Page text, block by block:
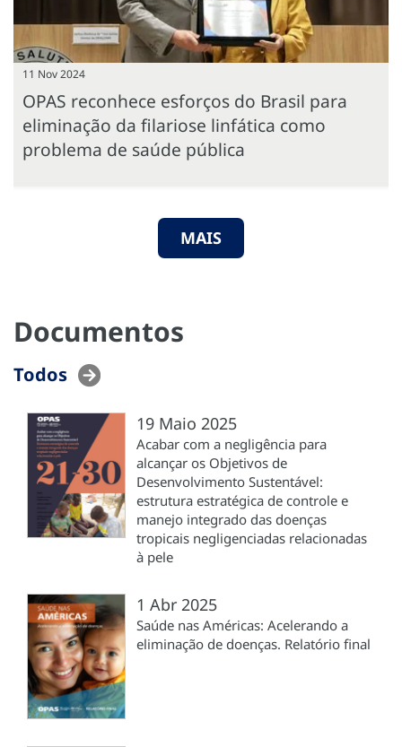
11 Nov 2024
OPAS reconhece esforços do Brasil para
eliminação da filariose linfática como
problema de saúde pública
MAIS
Documentos
Todos
19 Maio 2025
Acabar com a negligência para
alcançar os Objetivos de
Desenvolvimento Sustentável:
estrutura estratégica de controle e
manejo integrado das doenças
tropicais negligenciadas relacionadas
à pele
1 Abr 2025
Saúde nas Américas: Acelerando a
eliminação de doenças. Relatório final